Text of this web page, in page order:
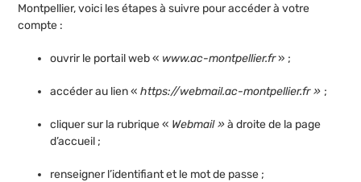
Montpellier, voici les étapes à suivre pour accéder à votre
compte :
ouvrir le portail web « www.ac-montpellier.fr» ;
accéder au lien «https://webmail.ac-montpellier.fr » ;
cliquer sur la rubrique « Webmail »à droite de la page
d’accueil ;
renseigner l’identifiant et le mot de passe ;